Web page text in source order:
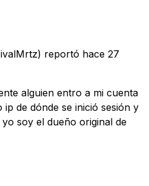
reportó hace 27
alguien entro a mi cuenta
de dónde se inició sesión y
soy el dueño original de